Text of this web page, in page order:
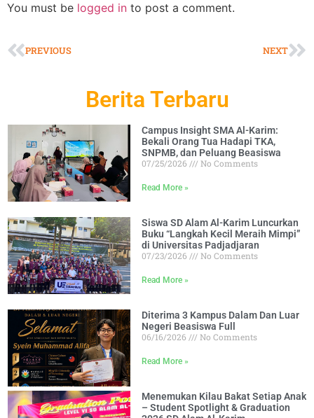
You must be logged in to post a comment.
PREVIOUS NEXT
Berita Terbaru
Campus Insight SMA Al-Karim:
Bekali Orang Tua Hadapi TKA,
SNPMB, dan Peluang Beasiswa
07/25/2026
No Comments
Read More »
Siswa SD Alam Al-Karim Luncurkan
Buku “Langkah Kecil Meraih Mimpi”
di Universitas Padjadjaran
07/23/2026
No Comments
Read More »
Diterima 3 Kampus Dalam Dan Luar
Negeri Beasiswa Full
06/16/2026
No Comments
Read More »
Menemukan Kilau Bakat Setiap Anak
– Student Spotlight & Graduation